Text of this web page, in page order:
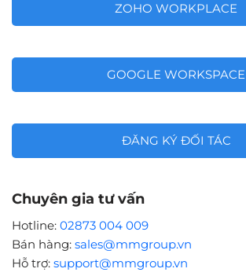
ZOHO WORKPLACE
GOOGLE WORKSPACE
ĐĂNG KÝ ĐỐI TÁC
Chuyên gia tư vấn
Hotline: 02873 004 009
Bán hàng: sales@mmgroup.vn
Hỗ trợ: support@mmgroup.vn